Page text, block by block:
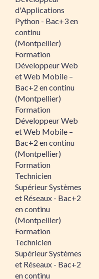
d'Applications
Python - Bac+3 en
continu
(Montpellier)
Formation
Développeur Web
et Web Mobile –
Bac+2 en continu
(Montpellier)
Formation
Développeur Web
et Web Mobile –
Bac+2 en continu
(Montpellier)
Formation
Technicien
Supérieur Systèmes
et Réseaux - Bac+2
en continu
(Montpellier)
Formation
Technicien
Supérieur Systèmes
et Réseaux - Bac+2
en continu